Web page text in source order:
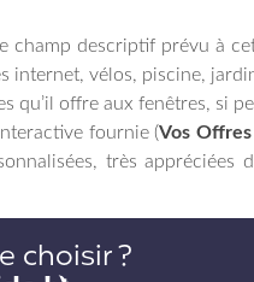
champ descriptif prévu à
internet, vélos, piscine,
qu’il offre aux fenêtres, si
fournie (Vos Offres
très appréciées